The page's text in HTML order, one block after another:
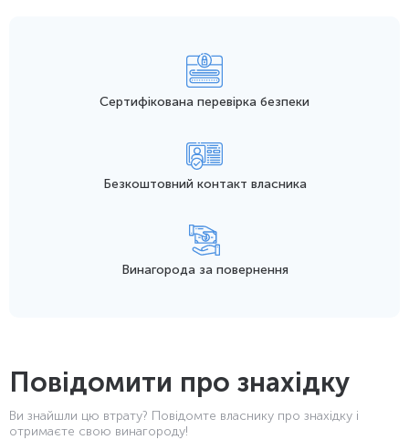
Сертифікована перевірка безпеки
Безкоштовний контакт власника
Винагорода за повернення
Повідомити про знахідку
Ви знайшли цю втрату? Повідомте власнику про знахідку і
отримаєте свою винагороду!